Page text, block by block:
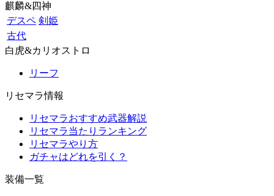
麒麟&四神
デスペ 剣姫
古代
白虎&カリオストロ
リーフ
リセマラ情報
リセマラおすすめ武器解説
リセマラ当たりランキング
リセマラやり方
ガチャはどれを引く？
装備一覧